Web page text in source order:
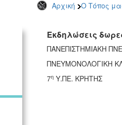
Αρχική Ο Τόπος
Εκδηλώσεις
ΠΑΝΕΠΙΣΤΗΜΙΑΚΗ
ΠΝΕΥΜΟΝΟΛΟΓΙΚΗ
7η Υ.ΠΕ. ΚΡΗΤΗΣ